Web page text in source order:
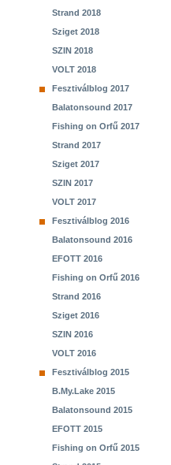
Strand 2018
Sziget 2018
SZIN 2018
VOLT 2018
Fesztiválblog 2017
Balatonsound 2017
Fishing on Orfű 2017
Strand 2017
Sziget 2017
SZIN 2017
VOLT 2017
Fesztiválblog 2016
Balatonsound 2016
EFOTT 2016
Fishing on Orfű 2016
Strand 2016
Sziget 2016
SZIN 2016
VOLT 2016
Fesztiválblog 2015
B.My.Lake 2015
Balatonsound 2015
EFOTT 2015
Fishing on Orfű 2015